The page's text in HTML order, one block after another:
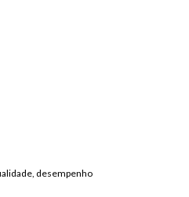
desempenho